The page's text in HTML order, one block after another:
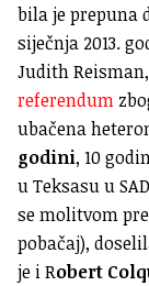
bila je prepuna
siječnja 2013.
Judith
referendum
ubačena
godini, 10
u Teksasu u
se molitvom
pobačaj),
je i Robert